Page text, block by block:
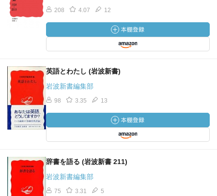
208 4.07 12
英語とわたし (岩波新書)
岩波新書編集部
98 3.35 13
辞書を語る (岩波新書 211)
岩波新書編集部
75 3.31 5